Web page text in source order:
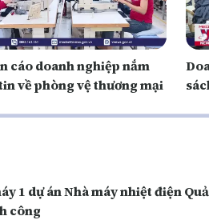
cáo doanh nghiệp nắm
về phòng vệ thương mại
1 dự án Nhà máy nhiệt điện
công